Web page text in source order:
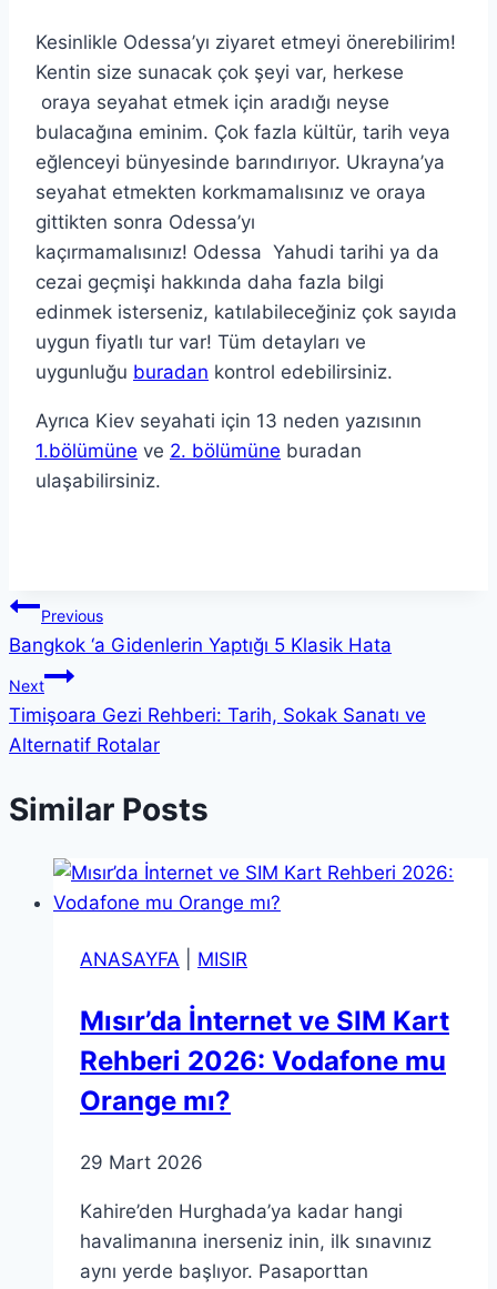
Kesinlikle Odessa’yı ziyaret etmeyi önerebilirim!
Kentin size sunacak çok şeyi var, herkese
oraya seyahat etmek için aradığı neyse
bulacağına eminim. Çok fazla kültür, tarih veya
eğlenceyi bünyesinde barındırıyor. Ukrayna’ya
seyahat etmekten korkmamalısınız ve oraya
gittikten sonra Odessa’yı
kaçırmamalısınız! Odessa Yahudi tarihi ya da
cezai geçmişi hakkında daha fazla bilgi
edinmek isterseniz, katılabileceğiniz çok sayıda
uygun fiyatlı tur var! Tüm detayları ve
uygunluğu buradan kontrol edebilirsiniz.
Ayrıca Kiev seyahati için 13 neden yazısının
1.bölümüne ve 2. bölümüne buradan
ulaşabilirsiniz.
Yazı
gezinmesi
Previous
Bangkok ‘a Gidenlerin Yaptığı 5 Klasik Hata
Next
Timişoara Gezi Rehberi: Tarih, Sokak Sanatı ve
Alternatif Rotalar
Similar Posts
ANASAYFA MISIR
Mısır’da İnternet ve SIM Kart
Rehberi 2026: Vodafone mu
Orange mı?
29 Mart 2026
Kahire’den Hurghada’ya kadar hangi
havalimanına inerseniz inin, ilk sınavınız
aynı yerde başlıyor. Pasaporttan